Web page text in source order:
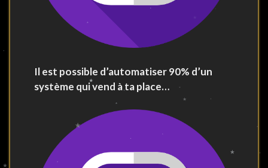
Il est possible d’automatiser 90% d’un
système qui vend à ta place…